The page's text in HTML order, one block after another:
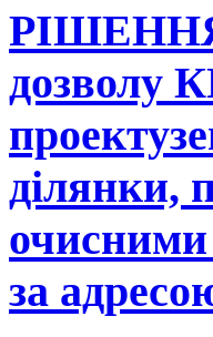
РІШЕННЯ
дозволу
ділянки,
очисними
за